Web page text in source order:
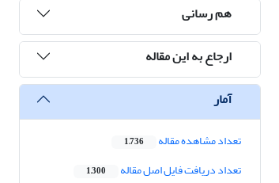
هم رسانی
ارجاع به این مقاله
آمار
تعداد مشاهده مقاله 1,736
تعداد دریافت فایل اصل مقاله 1,300